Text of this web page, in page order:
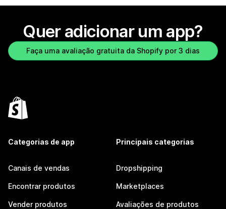
Quer adicionar um app?
Faça uma avaliação gratuita da Shopify por 3 dias
Categorias de app
Canais de vendas
Encontrar produtos
Vender produtos
Principais categorias
Dropshipping
Marketplaces
Avaliações de produtos